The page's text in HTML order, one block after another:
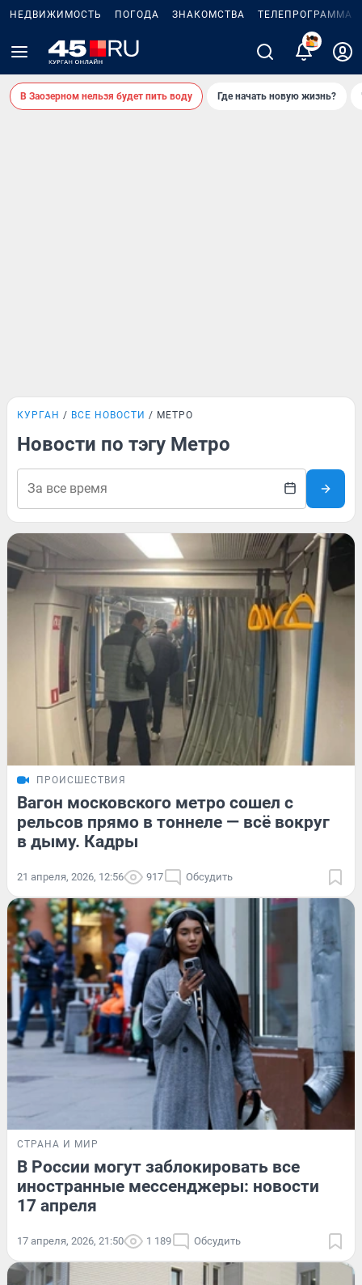
НЕДВИЖИМОСТЬ ПОГОДА ЗНАКОМСТВА ТЕЛЕПРОГРАММА
В Заозерном нельзя будет пить воду Где начать новую жизнь?
КУРГАН ВСЕ НОВОСТИ МЕТРО
Новости по тэгу Метро
ПРОИСШЕСТВИЯ
Вагон московского метро сошел с
рельсов прямо в тоннеле — всё вокруг
в дыму. Кадры
21 апреля, 2026, 12:56 917 Обсудить
СТРАНА И МИР
В России могут заблокировать все
иностранные мессенджеры: новости
17 апреля
17 апреля, 2026, 21:50 1 189 Обсудить